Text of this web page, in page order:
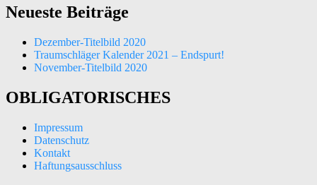
Neueste Beiträge
Dezember-Titelbild 2020
Traumschläger Kalender 2021 – Endspurt!
November-Titelbild 2020
OBLIGATORISCHES
Impressum
Datenschutz
Kontakt
Haftungsausschluss